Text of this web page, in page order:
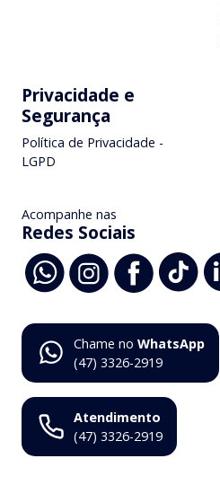
Privacidade e
Segurança
Política de Privacidade -
LGPD
Acompanhe nas
Redes Sociais
Chame no WhatsApp
(47) 3326-2919
Atendimento
(47) 3326-2919